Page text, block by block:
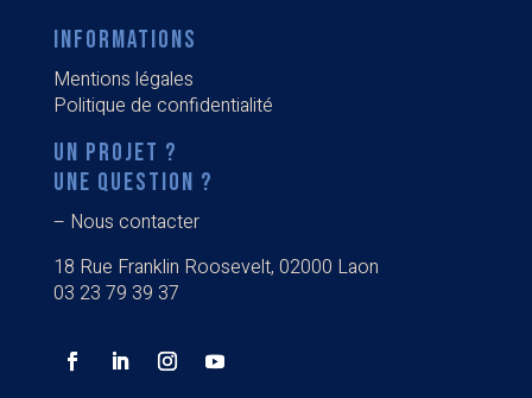
–Soutien à la création
INFORMATIONS
Mentions légales
Politique de confidentialité
UN PROJET ?
–Nous contacter
03 23 79 39 37